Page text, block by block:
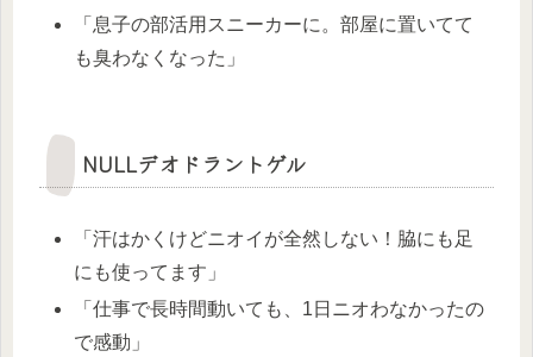
「息子の部活用スニーカーに。部屋に置いてて
も臭わなくなった」
NULLデオドラントゲル
「汗はかくけどニオイが全然しない！脇にも足
にも使ってます」
「仕事で長時間動いても、1日ニオわなかったの
で感動」